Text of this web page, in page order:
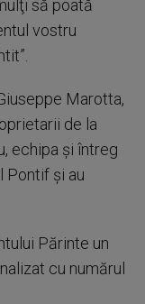
să poată
vostru
Marotta,
de la
echipa şi întreg
Pontif şi au
Părinte un
cu numărul